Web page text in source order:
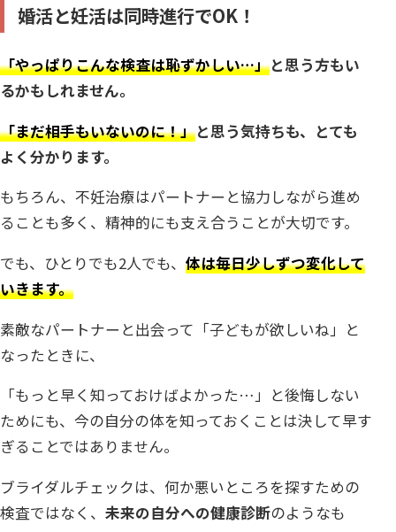
婚活と妊活は同時進行でOK！
「やっぱりこんな検査は恥ずかしい…」と思う方もい
るかもしれません。
「まだ相手もいないのに！」と思う気持ちも、とても
よく分かります。
もちろん、不妊治療はパートナーと協力しながら進め
ることも多く、精神的にも支え合うことが大切です。
でも、ひとりでも2人でも、 体は毎日少しずつ変化して
いきます。
素敵なパートナーと出会って「子どもが欲しいね」と
なったときに、
「もっと早く知っておけばよかった…」と後悔しない
ためにも、今の自分の体を知っておくことは決して早す
ぎることではありません。
ブライダルチェックは、何か悪いところを探すための
検査ではなく、 未来の自分への健康診断のようなも